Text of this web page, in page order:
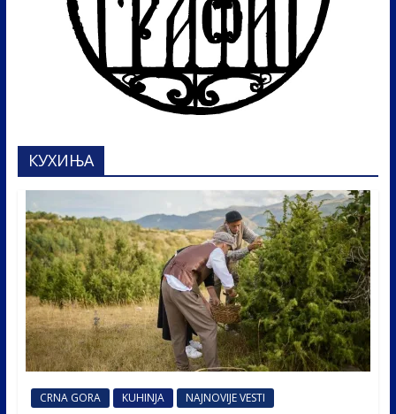
КУХИЊА
CRNA GORA KUHINJA NAJNOVIJE VESTI